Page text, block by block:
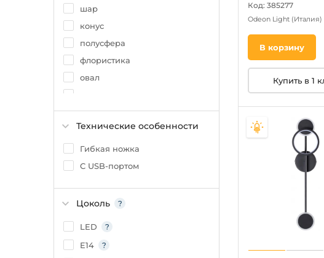
шар
конус
полусфера
флористика
овал
полушар
круг
куб
Технические особенности
Гибкая ножка
С USB-портом
Цоколь
LED
E14
Код: 385277
Odeon Light (Италия)
В корзину
Купить в 1